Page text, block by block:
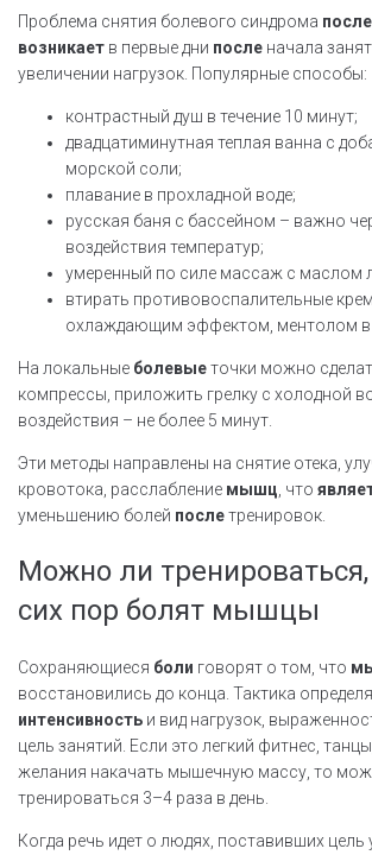
Проблема снятия болевого синдрома после
возникает в первые дни после начала
увеличении нагрузок. Популярные способы:
контрастный душ в течение 10 минут;
двадцатиминутная теплая ванна с
морской соли;
плавание в прохладной воде;
русская баня с бассейном – важно
воздействия температур;
умеренный по силе массаж с маслом
втирать противовоспалительные
охлаждающим эффектом, ментолом в
На локальные болевыеточки можно
компрессы, приложить грелку с холодной
воздействия – не более 5 минут.
Эти методы направлены на снятие отека,
кровотока, расслабление мышц , что
уменьшению болей послетренировок.
Можно ли
сих пор болят мышцы
Сохраняющиеся боли говорят о том, что
восстановились до конца. Тактика
интенсивность и вид нагрузок,
цель занятий. Если это легкий фитнес,
желания накачать мышечную массу, то
тренироваться 3–4 раза в день.
Когда речь идет о людях, поставивших цель